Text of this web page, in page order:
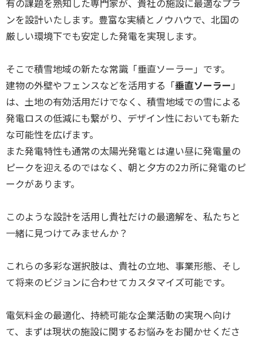
有の課題を熟知した専門家が、貴社の施設に最適なプラ
ンを設計いたします。豊富な実績とノウハウで、北国の
厳しい環境下でも安定した発電を実現します。
そこで積雪地域の新たな常識「垂直ソーラー」です。
建物の外壁やフェンスなどを活用する「垂直ソーラー 」
は、土地の有効活用だけでなく、積雪地域での雪による
発電ロスの低減にも繋がり、デザイン性においても新た
な可能性を広げます。
また発電特性も通常の太陽光発電とは違い昼に発電量の
ピークを迎えるのではなく、朝と夕方の2カ所に発電のピ
ークがあります。
このような設計を活用し貴社だけの最適解を、私たちと
一緒に見つけてみませんか？
これらの多彩な選択肢は、貴社の立地、事業形態、そし
て将来のビジョンに合わせてカスタマイズ可能です。
電気料金の最適化、持続可能な企業活動の実現へ向け
て、まずは現状の施設に関するお悩みをお聞かせくださ